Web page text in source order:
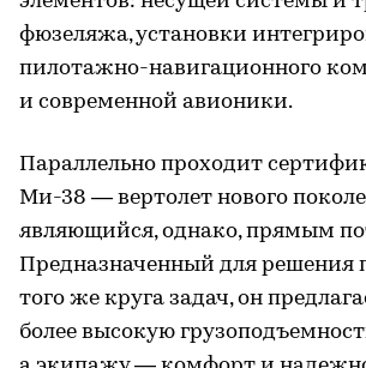
фюзеляжа, установки
пилотажно-навигационного
и современной авионики.
Параллельно проходит
Ми-38 — вертолет нового
являющийся, однако, прямым
Предназначенный для решения
того же круга задач, он
более высокую